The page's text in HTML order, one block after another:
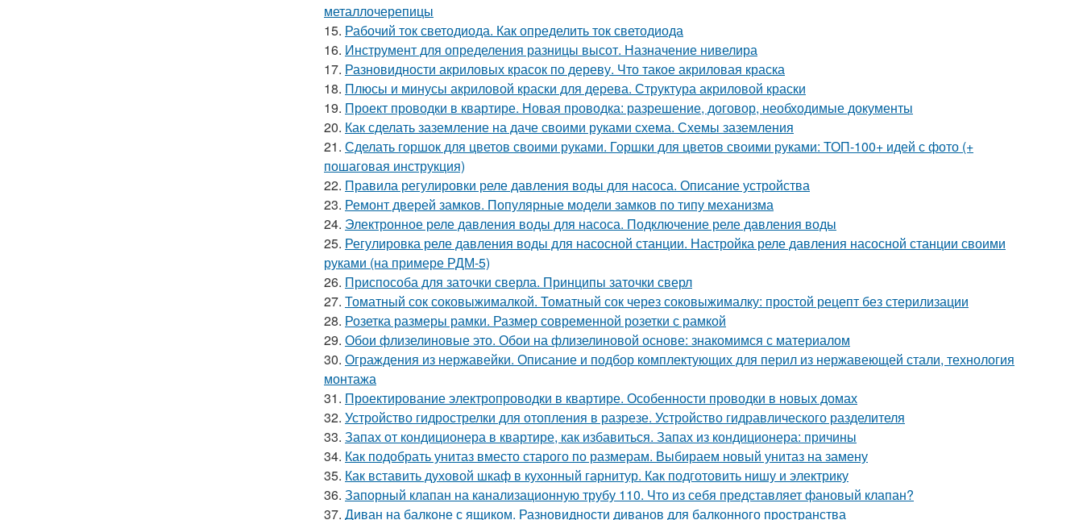
металлочерепицы
15. Рабочий ток светодиода. Как определить ток светодиода
16. Инструмент для определения разницы высот. Назначение нивелира
17. Разновидности акриловых красок по дереву. Что такое акриловая краска
18. Плюсы и минусы акриловой краски для дерева. Структура акриловой краски
19. Проект проводки в квартире. Новая проводка: разрешение, договор, необходимые документы
20. Как сделать заземление на даче своими руками схема. Схемы заземления
21. Сделать горшок для цветов своими руками. Горшки для цветов своими руками: ТОП-100+ идей с фото (+
пошаговая инструкция)
22. Правила регулировки реле давления воды для насоса. Описание устройства
23. Ремонт дверей замков. Популярные модели замков по типу механизма
24. Электронное реле давления воды для насоса. Подключение реле давления воды
25. Регулировка реле давления воды для насосной станции. Настройка реле давления насосной станции своими
руками (на примере РДМ-5)
26. Приспособа для заточки сверла. Принципы заточки сверл
27. Томатный сок соковыжималкой. Томатный сок через соковыжималку: простой рецепт без стерилизации
28. Розетка размеры рамки. Размер современной розетки с рамкой
29. Обои флизелиновые это. Обои на флизелиновой основе: знакомимся с материалом
30. Ограждения из нержавейки. Описание и подбор комплектующих для перил из нержавеющей стали, технология
монтажа
31. Проектирование электропроводки в квартире. Особенности проводки в новых домах
32. Устройство гидрострелки для отопления в разрезе. Устройство гидравлического разделителя
33. Запах от кондиционера в квартире, как избавиться. Запах из кондиционера: причины
34. Как подобрать унитаз вместо старого по размерам. Выбираем новый унитаз на замену
35. Как вставить духовой шкаф в кухонный гарнитур. Как подготовить нишу и электрику
36. Запорный клапан на канализационную трубу 110. Что из себя представляет фановый клапан?
37. Диван на балконе с ящиком. Разновидности диванов для балконного пространства